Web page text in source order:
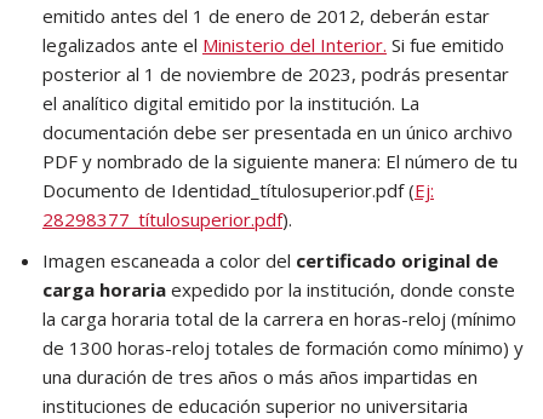
emitido antes del 1 de enero de 2012, deberán estar
legalizados ante el Ministerio del Interior. Si fue emitido
posterior al 1 de noviembre de 2023, podrás presentar
el analítico digital emitido por la institución. La
documentación debe ser presentada en un único archivo
PDF y nombrado de la siguiente manera: El número de tu
Documento de Identidad_títulosuperior.pdf (Ej:
28298377_títulosuperior.pdf).
Imagen escaneada a color del certificado original de
carga horaria expedido por la institución, donde conste
la carga horaria total de la carrera en horas-reloj (mínimo
de 1300 horas-reloj totales de formación como mínimo) y
una duración de tres años o más años impartidas en
instituciones de educación superior no universitaria